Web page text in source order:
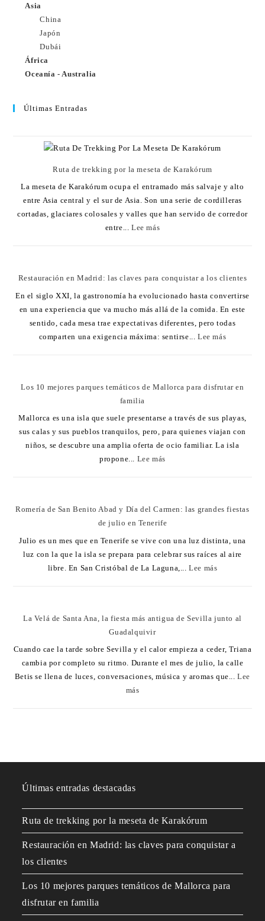
Asia
China
Japón
Dubái
África
Oceanía - Australia
Últimas Entradas
Ruta de trekking por la meseta de Karakórum
La meseta de Karakórum ocupa el entramado más salvaje y alto
entre Asia central y el sur de Asia. Son una serie de cordilleras
cortadas, glaciares colosales y valles que han servido de corredor
entre...Lee más
Restauración en Madrid: las claves para conquistar a los clientes
En el siglo XXI, la gastronomía ha evolucionado hasta convertirse
en una experiencia que va mucho más allá de la comida. En este
sentido, cada mesa trae expectativas diferentes, pero todas
comparten una exigencia máxima: sentirse...Lee más
Los 10 mejores parques temáticos de Mallorca para disfrutar en
familia
Mallorca es una isla que suele presentarse a través de sus playas,
sus calas y sus pueblos tranquilos, pero, para quienes viajan con
niños, se descubre una amplia oferta de ocio familiar. La isla
propone... Lee más
Romería de San Benito Abad y Día del Carmen: las grandes fiestas
de julio en Tenerife
Julio es un mes que en Tenerife se vive con una luz distinta, una
luz con la que la isla se prepara para celebrar sus raíces al aire
libre. En San Cristóbal de La Laguna,...Lee más
La Velá de Santa Ana, la fiesta más antigua de Sevilla junto al
Guadalquivir
Cuando cae la tarde sobre Sevilla y el calor empieza a ceder, Triana
cambia por completo su ritmo. Durante el mes de julio, la calle
Betis se llena de luces, conversaciones, música y aromas que...Lee
más
Últimas entradas destacadas
Ruta de trekking por la meseta de Karakórum
Restauración en Madrid: las claves para conquistar a
los clientes
Los 10 mejores parques temáticos de Mallorca para
disfrutar en familia